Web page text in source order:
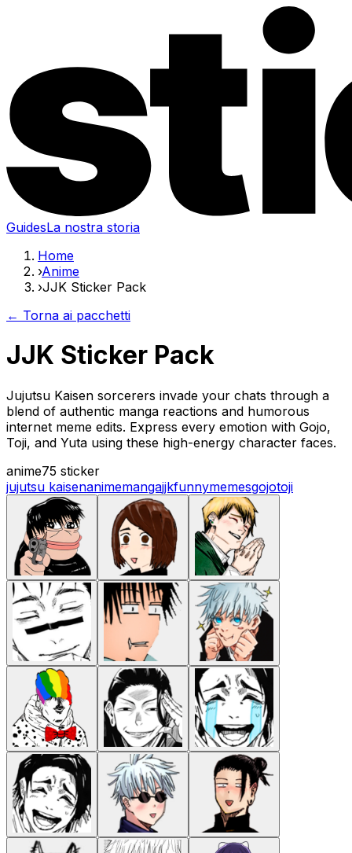
GuidesLa nostra storia
Home
›Anime
›JJK Sticker Pack
← Torna ai pacchetti
JJK Sticker Pack
Jujutsu Kaisen sorcerers invade your chats through a
blend of authentic manga reactions and humorous
internet meme edits. Express every emotion with Gojo,
Toji, and Yuta using these high-energy character faces.
anime75 sticker
jujutsu kaisenanimemangajjkfunnymemesgojotoji